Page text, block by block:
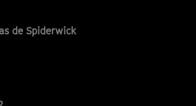
de Spiderwick